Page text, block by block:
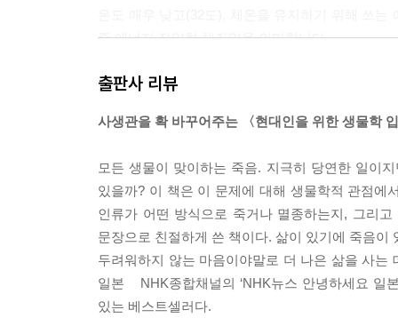
즉 에너지 절약형 체질임을 의미합니다.
격렬하게 변화하는 환경 속에서는 오히려 정확성
합성 효소의 정확성이 높은 편이 생존에 더 유리해
착하게 됐던 것이지요.
---「제4장 인간은 도대체 어떻게 죽는가?」중에서
사람을 진정한 의미에서 이해한 인간이 만든 AI는
우리보다도 인간을 더 잘 이해할 수 있을지도 모
쩌면 AI는 스스로를 죽일(파괴할)지도 모릅니다.
출판사 리뷰
사생관을 확 바꾸어주는 〈현대인을 위한 생물학
모든 생물이 맞이하는 죽음. 지극히 당연한 일이
있을까? 이 책은 이 문제에 대해 생물학적 관점에
인류가 어떤 방식으로 죽거나 멸종하는지, 그리고
문장으로 친절하게 쓴 책이다. 삶이 있기에 죽음
두려워하지 않는 마음이야말로 더 나은 삶을 사는
일본 NHK종합채널의 ‘NHK뉴스 안녕하세요 일
있는 베스트셀러다.